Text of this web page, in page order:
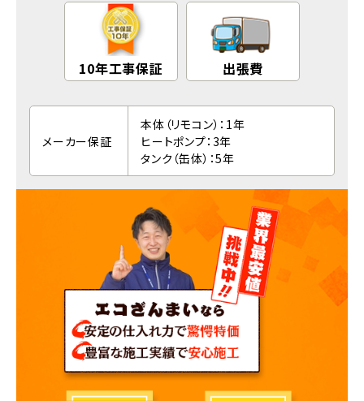
10年工事保証 出張費
メーカー保証
本体（リモコン）：1年
ヒートポンプ：3年
タンク（缶体）：5年